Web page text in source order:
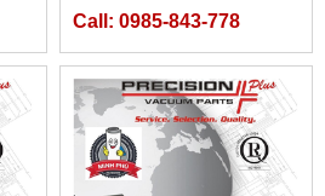
Call: 0985-843-778